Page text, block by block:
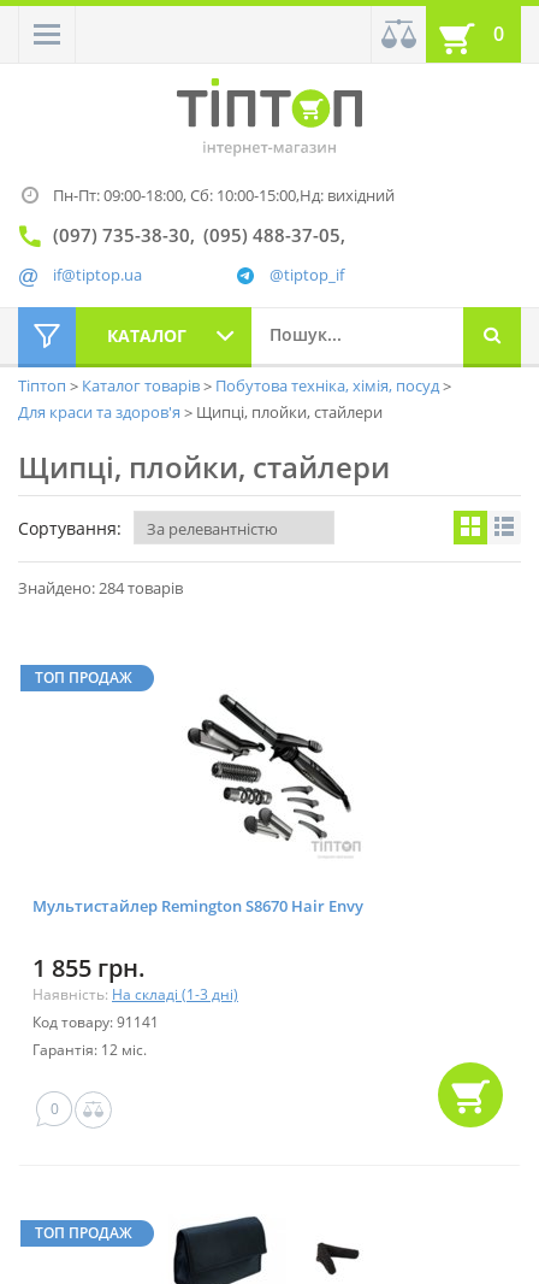
0
Пн-Пт: 09:00-18:00,Сб: 10:00-15:00,Нд: вихідний
(097) 735-38-30 (095) 488-37-05
@tiptop_if
if@tiptop.ua
КАТАЛОГ
Тіптоп Каталог товарів
Побутова техніка, хімія, посуд
Для краси та здоров'я
Щипці, плойки, стайлери
Щипці, плойки, стайлери
Сортування:
Знайдено: 284 товарів
ТОП ПРОДАЖ
Мультистайлер Remington S8670 Hair Envy
1 855 грн.
Наявність: На складі (1-3 дні)
Код товару: 91141
Гарантія: 12 міс.
0
ТОП ПРОДАЖ